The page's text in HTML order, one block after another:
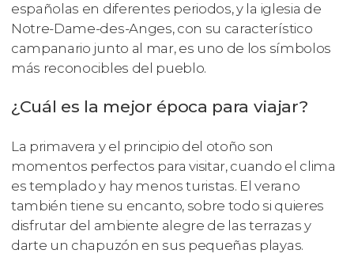
españolas en diferentes periodos, y la iglesia de
Notre-Dame-des-Anges, con su característico
campanario junto al mar, es uno de los símbolos
más reconocibles del pueblo.
¿Cuál es la mejor época para viajar?
La primavera y el principio del otoño son
momentos perfectos para visitar, cuando el clima
es templado y hay menos turistas. El verano
también tiene su encanto, sobre todo si quieres
disfrutar del ambiente alegre de las terrazas y
darte un chapuzón en sus pequeñas playas.